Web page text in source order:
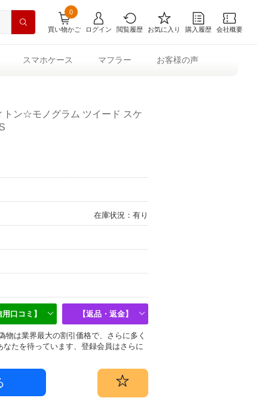
買い物かご
0
ログイン 閲覧履歴 お気に入り 購入履歴 会社概要
スマホケース マフラー お客様の声
トン☆モノグラム ツイード スケ
在庫状況：有り
用口コミ】 【返品・返金】
物は業界最大の割引価格で、さらに多く
なたを待っています、登録会員はさらに